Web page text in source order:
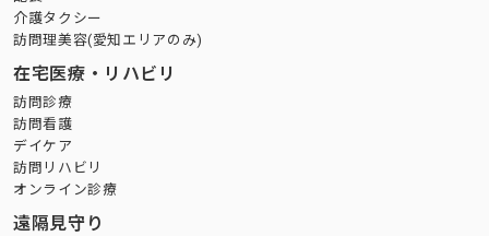
介護タクシー
訪問理美容(愛知エリアのみ)
在宅医療・リハビリ
訪問診療
訪問看護
デイケア
訪問リハビリ
オンライン診療
遠隔見守り